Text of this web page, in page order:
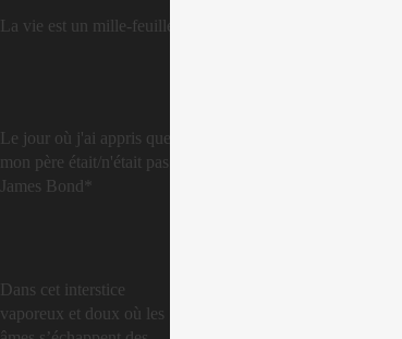
La vie est un mille-feuille
Le jour où j'ai appris que
mon père était/n'était pas
James Bond*
Dans cet interstice
vaporeux et doux où les